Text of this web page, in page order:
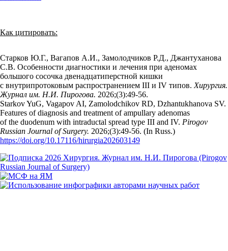
Как цитировать:
Старков Ю.Г., Вагапов А.И., Замолодчиков Р.Д., Джантуханова
С.В. Особенности диагностики и лечения при аденомах
большого сосочка двенадцатиперстной кишки
с внутрипротоковым распространением III и IV типов. Хирургия.
Журнал им. Н.И. Пирогова. 2026;(3):49‑56.
Starkov YuG, Vagapov AI, Zamolodchikov RD, Dzhantukhanova SV.
Features of diagnosis and treatment of ampullary adenomas
of the duodenum with intraductal spread type III and IV. Pirogov
Russian Journal of Surgery. 2026;(3):49‑56. (In Russ.)
https://doi.org/10.17116/hirurgia202603149